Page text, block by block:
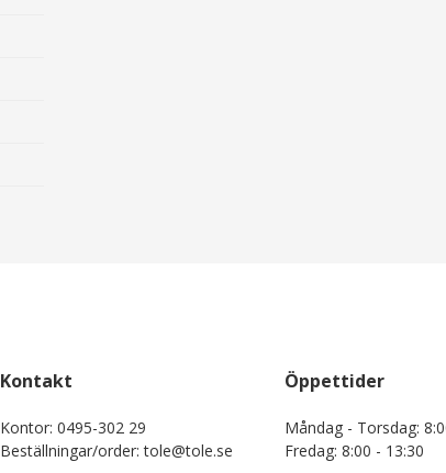
Kontakt
Kontor: 0495-302 29
Beställningar/order: tole@tole.se
Öppettider
Måndag - Torsdag:
Fredag: 8:00 - 13:30